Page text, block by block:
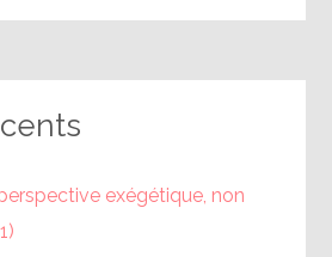
exégétique, non